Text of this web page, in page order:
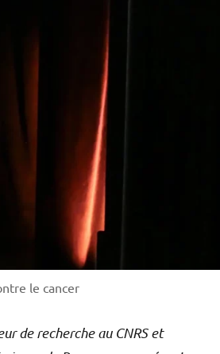
le cancer
de recherche au CNRS et